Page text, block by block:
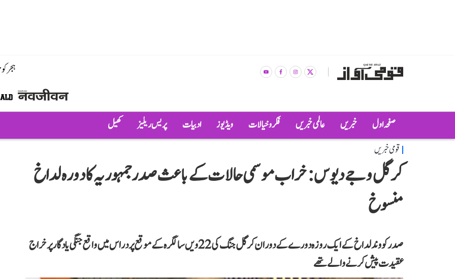
ہجر
صفحہ اول خبریں عالمی خبریں فکر و خیالات ویڈیوز ادبیات پریس ریلیز کھیل
قومی خبریں
کرگل وجے دیوس: خراب موسمی حالات کے باعث صدر جمہوریہ کا دورہ لداخ
منسوخ
صدر کووند لداخ کے ایک روزہ دورے کے دوران کرگل جنگ کی 22 ویں سالگرہ کے موقع پر دراس میں واقع جنگی یادگار پر خراج
عقیدت پیش کرنے والے تھے